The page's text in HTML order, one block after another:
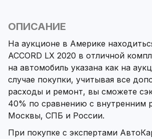
ОПИСАНИЕ
На аукционе в Америке
ACCORD LX 2020 в отличной
на автомобиль указана как на
случае покупки, учитывая все
расходы и ремонт, вы сможете
40% по сравнению с внутренним
Москвы, СПБ и России.
При покупке с экспертами